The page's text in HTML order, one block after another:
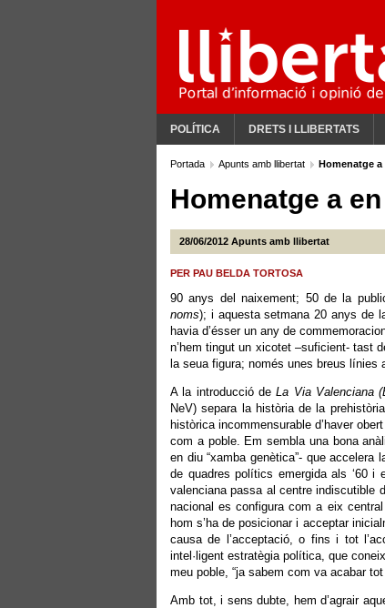
POLÍTICA DRETS I LLIBERTATS
Portada Apunts amb llibertat Homenatge
Homenatge a
28/06/2012 Apunts amb llibertat
PER PAU BELDA TORTOSA
90 anys del naixement; 50 de la
noms); i aquesta setmana 20 anys de
havia d’ésser un any de
n’hem tingut un xicotet –suficient- tast
la seua figura; només unes breus línies
A la introducció deLa Via Valenciana
NeV) separa la història de la
històrica incommensurable d’haver
com a poble. Em sembla una bona
en diu “xamba genètica”- que accelera
de quadres polítics emergida als ‘60 i
valenciana passa al centre indiscutible
nacional es configura com a eix
hom s’ha de posicionar i acceptar
causa de l’acceptació, o fins i tot
intel·ligent estratègia política, que
meu poble, “ja sabem com va acabar tot
Amb tot, i sens dubte, hem d’agrair